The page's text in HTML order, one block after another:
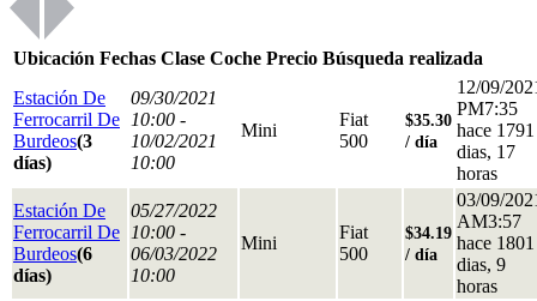
Ubicación Fechas Clase Coche Precio Búsqueda realizada
Estación De
Ferrocarril De
Burdeos(3
días)
09/30/2021
10:00 -
10/02/2021
10:00
Mini
Fiat
500
$35.30
/ día
12/09/
PM7:35
hace 1791
dias, 17
horas
Estación De
Ferrocarril De
Burdeos(6
días)
05/27/2022
10:00 -
06/03/2022
10:00
Mini
Fiat
500
$34.19
/ día
03/09/
AM3:57
hace 1801
dias, 9
horas